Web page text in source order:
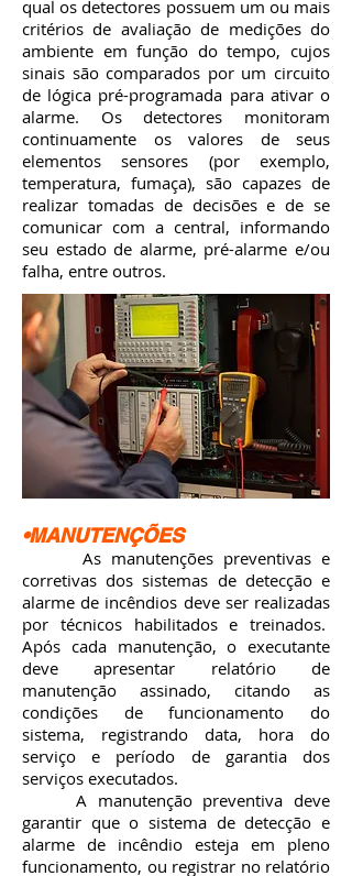
qual os detectores possuem um ou mais
critérios de avaliação de medições do
ambiente em função do tempo, cujos
sinais são comparados por um circuito
de lógica pré-programada para ativar o
alarme. Os detectores monitoram
continuamente os valores de seus
elementos sensores (por exemplo,
temperatura, fumaça), são capazes de
realizar tomadas de decisões e de se
comunicar com a central, informando
seu estado de alarme, pré-alarme e/ou
falha, entre outros.
•MANUTENÇÕES
As manutenções preventivas e
corretivas dos sistemas de detecção e
alarme de incêndios deve ser realizadas
por técnicos habilitados e treinados.
Após cada manutenção, o executante
deve apresentar relatório de
manutenção assinado, citando as
condições de funcionamento do
sistema, registrando data, hora do
serviço e período de garantia dos
serviços executados.
A manutenção preventiva deve
garantir que o sistema de detecção e
alarme de incêndio esteja em pleno
funcionamento, ou registrar no relatório